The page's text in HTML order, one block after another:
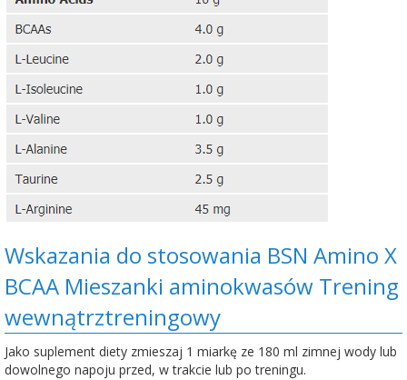
Wskazania do stosowania BSN Amino X
BCAA Mieszanki aminokwasów Trening
wewnątrztreningowy
Jako suplement diety zmieszaj 1 miarkę ze 180 ml zimnej wody lub
dowolnego napoju przed, w trakcie lub po treningu.